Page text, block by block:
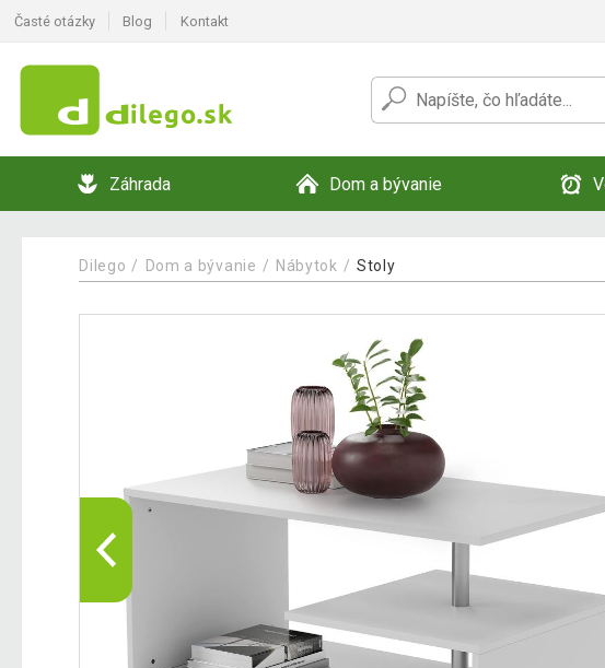
Časté otázky Blog Kontakt
Záhrada Dom a bývanie
Dilego Dom a bývanie Nábytok Stoly